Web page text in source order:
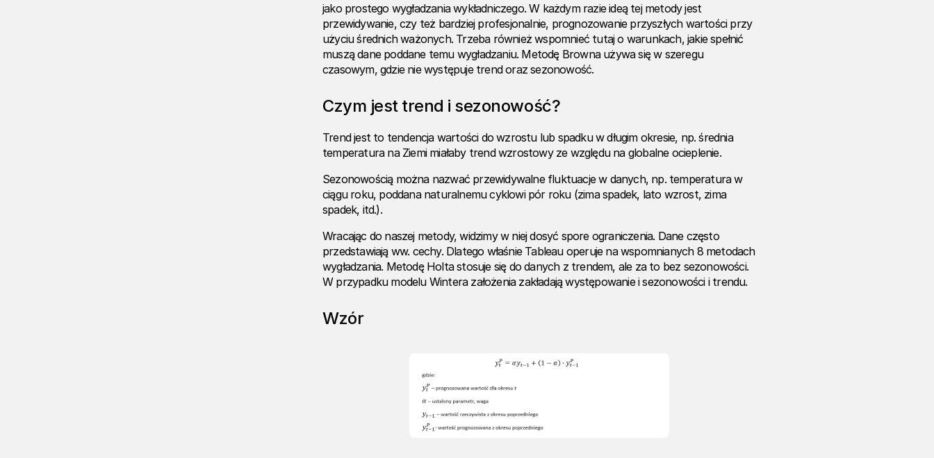
jako prostego wygładzania wykładniczego. W każdym razie ideą tej metody jest
przewidywanie, czy też bardziej profesjonalnie, prognozowanie przyszłych wartości przy
użyciu średnich ważonych. Trzeba również wspomnieć tutaj o warunkach, jakie spełnić
muszą dane poddane temu wygładzaniu. Metodę Browna używa się w szeregu
czasowym, gdzie nie występuje trend oraz sezonowość.
Czym jest trend i sezonowość?
Trend jest to tendencja wartości do wzrostu lub spadku w długim okresie, np. średnia
temperatura na Ziemi miałaby trend wzrostowy ze względu na globalne ocieplenie.
Sezonowością można nazwać przewidywalne fluktuacje w danych, np. temperatura w
ciągu roku, poddana naturalnemu cyklowi pór roku (zima spadek, lato wzrost, zima
spadek, itd.).
Wracając do naszej metody, widzimy w niej dosyć spore ograniczenia. Dane często
przedstawiają ww. cechy. Dlatego właśnie Tableau operuje na wspomnianych 8 metodach
wygładzania. Metodę Holta stosuje się do danych z trendem, ale za to bez sezonowości.
W przypadku modelu Wintera założenia zakładają występowanie i sezonowości i trendu.
Wzór